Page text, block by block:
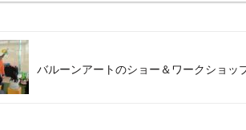
バルーンアートのショー＆ワークショッ